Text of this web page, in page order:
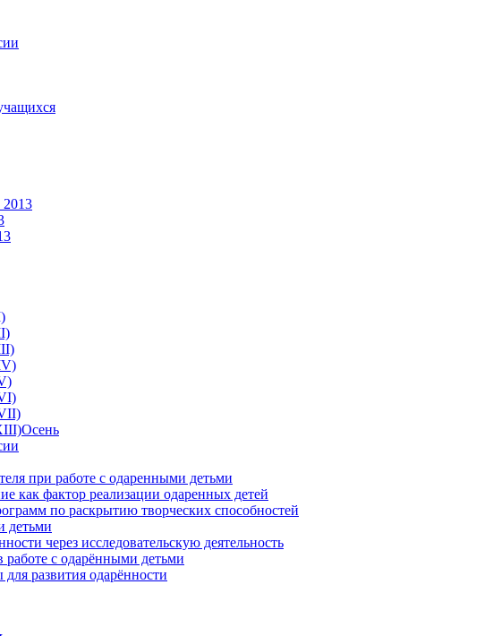
2013
при работе с одаренными детьми
как фактор реализации одаренных детей
по раскрытию творческих способностей
детьми
через исследовательскую деятельность
с одарёнными детьми
развития одарённости